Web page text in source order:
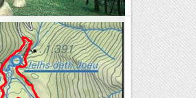
de BANYOLES